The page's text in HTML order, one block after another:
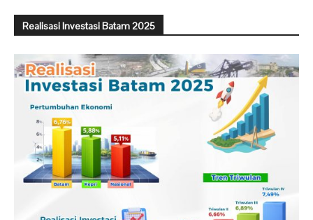
Realisasi Investasi Batam 2025